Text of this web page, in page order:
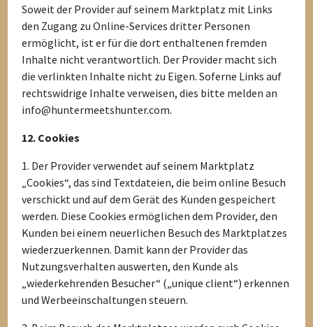
Soweit der Provider auf seinem Marktplatz mit Links
den Zugang zu Online-Services dritter Personen
ermöglicht, ist er für die dort enthaltenen fremden
Inhalte nicht verantwortlich. Der Provider macht sich
die verlinkten Inhalte nicht zu Eigen. Soferne Links auf
rechtswidrige Inhalte verweisen, dies bitte melden an
info@huntermeetshunter.com.
12. Cookies
1. Der Provider verwendet auf seinem Marktplatz
„Cookies“, das sind Textdateien, die beim online Besuch
verschickt und auf dem Gerät des Kunden gespeichert
werden. Diese Cookies ermöglichen dem Provider, den
Kunden bei einem neuerlichen Besuch des Marktplatzes
wiederzuerkennen. Damit kann der Provider das
Nutzungsverhalten auswerten, den Kunde als
„wiederkehrenden Besucher“ („unique client“) erkennen
und Werbeeinschaltungen steuern.